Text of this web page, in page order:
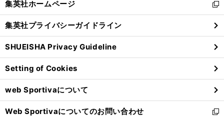
閉
る
集英社ホームページ
新
し
い
ウ
ィ
ン
ド
ウ
で
開
く
集英社プライバシーガイドライン
SHUEISHA Privacy Guideline
Setting of Cookies
web Sportivaについて
Web Sportivaについてのお問い合わせ
新